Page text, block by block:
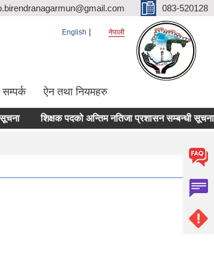
083-520128
English नेपाली
सम्पर्क ऐन तथा नियमहरु
शिक्षक पदको अन्तिम नतिजा प्रशासन सम्बन्धी सूचना ।